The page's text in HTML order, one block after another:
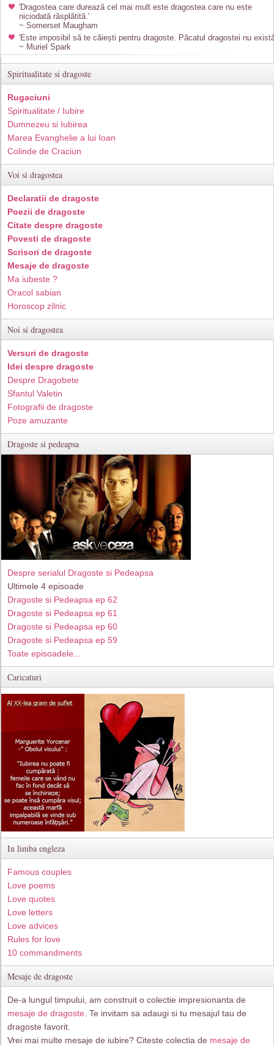
'Dragostea care durează cel mai mult este dragostea care nu este
niciodată răsplătită.'
~ Somerset Maugham
'Este imposibil să te căiești pentru dragoste. Păcatul dragostei nu
~ Muriel Spark
Spiritualitate si dragoste
Rugaciuni
Spiritualitate / Iubire
Dumnezeu si Iubirea
Marea Evanghelie a lui Ioan
Colinde de Craciun
Voi si dragostea
Declaratii de dragoste
Poezii de dragoste
Citate despre dragoste
Povesti de dragoste
Scrisori de dragoste
Mesaje de dragoste
Ma iubeste ?
Oracol sabian
Horoscop zilnic
Noi si dragostea
Versuri de dragoste
Idei despre dragoste
Despre Dragobete
Sfantul Valetin
Fotografii de dragoste
Poze amuzante
Dragoste si pedeapsa
Despre serialul Dragoste si Pedeapsa
Ultimele 4 episoade
Dragoste si Pedeapsa ep 62
Dragoste si Pedeapsa ep 61
Dragoste si Pedeapsa ep 60
Dragoste si Pedeapsa ep 59
Toate episoadele...
Caricaturi
In limba engleza
Famous couples
Love poems
Love quotes
Love letters
Love advices
Rules for love
10 commandments
Mesaje de dragoste
De-a lungul timpului, am construit o colectie impresionanta de
mesaje de dragoste . Te invitam sa adaugi si tu mesajul tau de
dragoste favorit.
Vrei mai multe mesaje de iubire? Citeste colectia de mesaje de